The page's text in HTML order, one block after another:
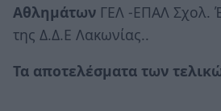
Αθλημάτων ΓΕΛ -ΕΠΑΛ Σχολ.
της Δ.Δ.Ε Λακωνίας..
Τα αποτελέσματα των